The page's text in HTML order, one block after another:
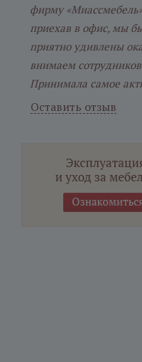
фирму
приехав в офис, мы
приятно удивлены
внимаем
Принимала самое
Оставить отзыв